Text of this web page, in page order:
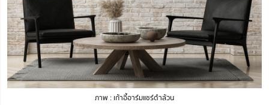
ภาพ : เก้าอี้อาร์มแชร์ดำล้วน